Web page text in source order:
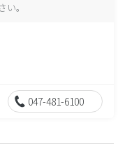
。
047-481-6100